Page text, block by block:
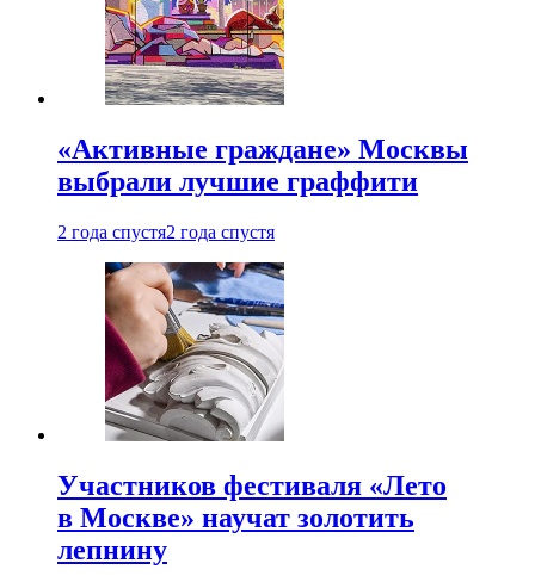
«Активные граждане» Москвы
выбрали лучшие граффити
2 года спустя2 года спустя
Участников фестиваля «Лето
в Москве» научат золотить
лепнину